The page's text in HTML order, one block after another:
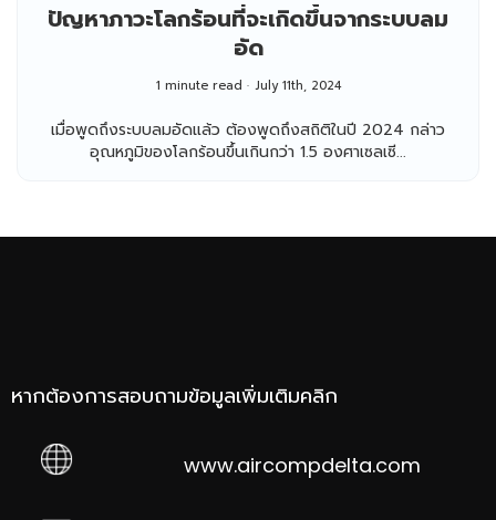
ปัญหาภาวะโลกร้อนที่จะเกิดขึ้นจากระบบลม
อัด
1 minute read July 11th, 2024
เมื่อพูดถึงระบบลมอัดแล้ว ต้องพูดถึงสถิติในปี 2024 กล่าว
อุณหภูมิของโลกร้อนขึ้นเกินกว่า 1.5 องศาเซลเซี...
หากต้องการสอบถามข้อมูลเพิ่มเติมคลิก
www.aircompdelta.com